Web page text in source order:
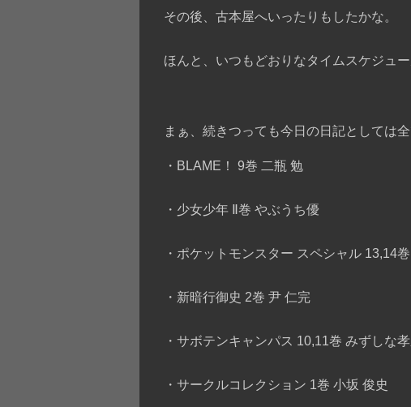
その後、古本屋へいったりもしたかな。
ほんと、いつもどおりなタイムスケジュ
まぁ、続きつっても今日の日記としては
・BLAME！ 9巻 二瓶 勉
・少女少年 Ⅱ巻 やぶうち優
・ポケットモンスター スペシャル 13,14
・新暗行御史 2巻 尹 仁完
・サボテンキャンパス 10,11巻 みずしな
・サークルコレクション 1巻 小坂 俊史